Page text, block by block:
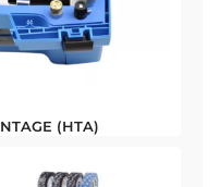
(HTA)